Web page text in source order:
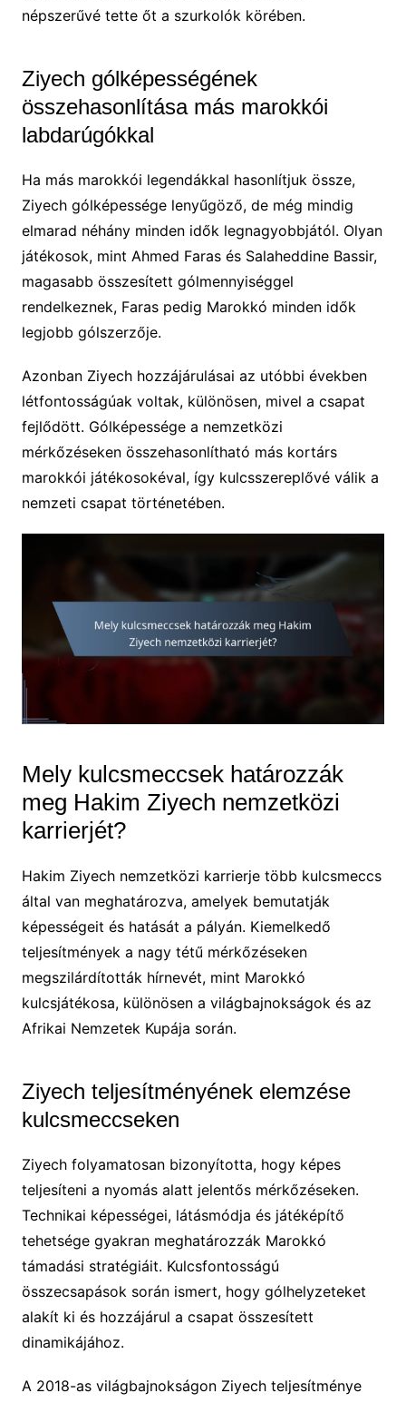
népszerűvé tette őt a szurkolók körében.
Ziyech gólképességének
összehasonlítása más marokkói
labdarúgókkal
Ha más marokkói legendákkal hasonlítjuk össze,
Ziyech gólképessége lenyűgöző, de még mindig
elmarad néhány minden idők legnagyobbjától. Olyan
játékosok, mint Ahmed Faras és Salaheddine Bassir,
magasabb összesített gólmennyiséggel
rendelkeznek, Faras pedig Marokkó minden idők
legjobb gólszerzője.
Azonban Ziyech hozzájárulásai az utóbbi években
létfontosságúak voltak, különösen, mivel a csapat
fejlődött. Gólképessége a nemzetközi
mérkőzéseken összehasonlítható más kortárs
marokkói játékosokéval, így kulcsszereplővé válik a
nemzeti csapat történetében.
Mely kulcsmeccsek határozzák
meg Hakim Ziyech nemzetközi
karrierjét?
Hakim Ziyech nemzetközi karrierje több kulcsmeccs
által van meghatározva, amelyek bemutatják
képességeit és hatását a pályán. Kiemelkedő
teljesítmények a nagy tétű mérkőzéseken
megszilárdították hírnevét, mint Marokkó
kulcsjátékosa, különösen a világbajnokságok és az
Afrikai Nemzetek Kupája során.
Ziyech teljesítményének elemzése
kulcsmeccseken
Ziyech folyamatosan bizonyította, hogy képes
teljesíteni a nyomás alatt jelentős mérkőzéseken.
Technikai képességei, látásmódja és játéképítő
tehetsége gyakran meghatározzák Marokkó
támadási stratégiáit. Kulcsfontosságú
összecsapások során ismert, hogy gólhelyzeteket
alakít ki és hozzájárul a csapat összesített
dinamikájához.
A 2018-as világbajnokságon Ziyech teljesítménye